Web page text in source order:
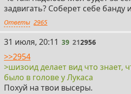
задвигать? Соберет себе банду
Ответы 2965
39
31 июля, 20:11 39 212956
>>2954
>шизоид делает вид что знает,
было в голове у Лукаса
Похуй на твои высеры.